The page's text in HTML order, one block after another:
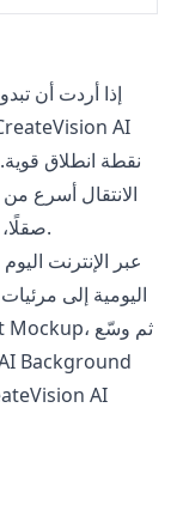
إذا أردت أن
الانتقال أسرع
صقلًا، مرئيات مشهدية، ومحتوى منتج جاهز للقائمة.
اليومية إلى
Mockup، ثم وسّع
Background